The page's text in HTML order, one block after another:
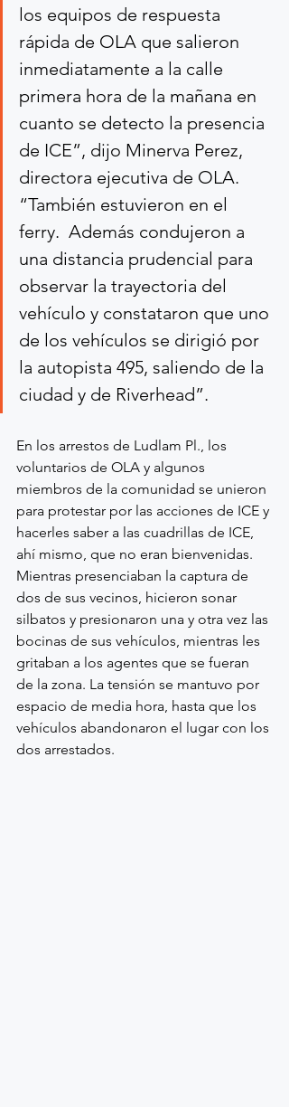
los equipos de respuesta
rápida de OLA que salieron
inmediatamente a la calle
primera hora de la mañana en
cuanto se detecto la presencia
de ICE”, dijo Minerva Perez,
directora ejecutiva de OLA.
“También estuvieron en el
ferry.  Además condujeron a
una distancia prudencial para
observar la trayectoria del
vehículo y constataron que uno
de los vehículos se dirigió por
la autopista 495, saliendo de la
ciudad y de Riverhead”.
En los arrestos de Ludlam Pl., los
voluntarios de OLA y algunos
miembros de la comunidad se unieron
para protestar por las acciones de ICE y
hacerles saber a las cuadrillas de ICE,
ahí mismo, que no eran bienvenidas.
Mientras presenciaban la captura de
dos de sus vecinos, hicieron sonar
silbatos y presionaron una y otra vez las
bocinas de sus vehículos, mientras les
gritaban a los agentes que se fueran
de la zona. La tensión se mantuvo por
espacio de media hora, hasta que los
vehículos abandonaron el lugar con los
dos arrestados.